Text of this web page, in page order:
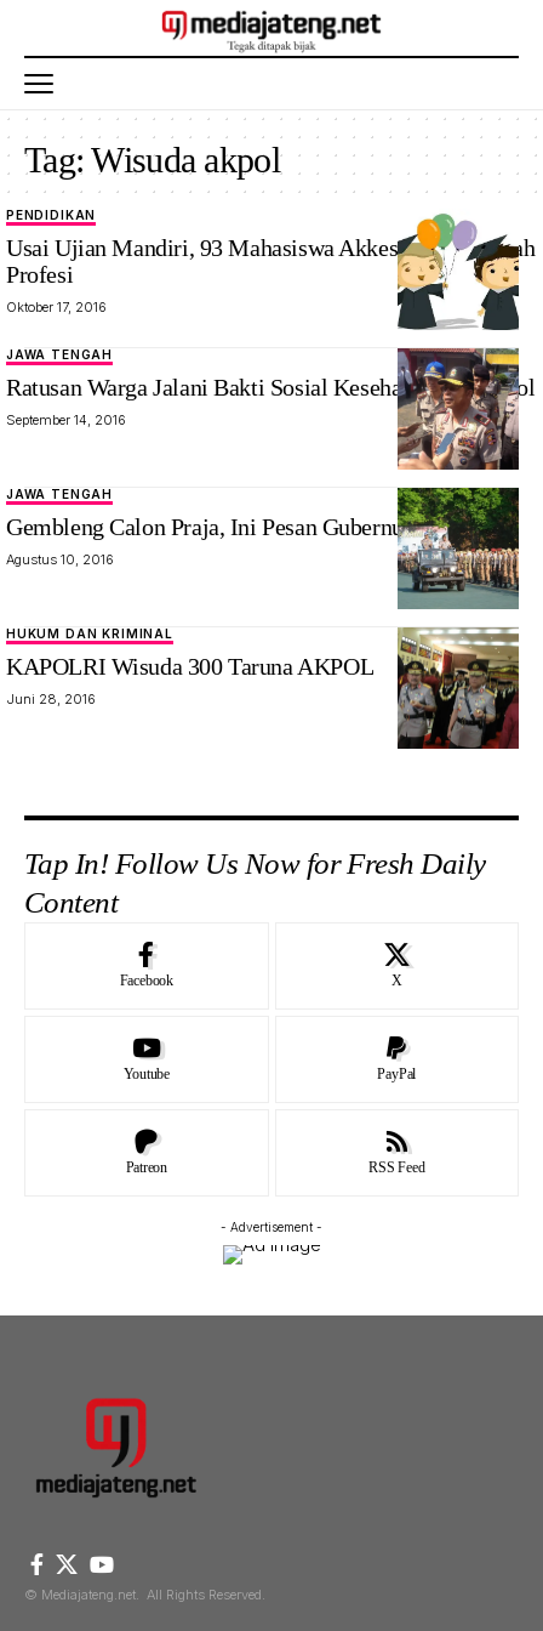
Tag:Wisuda akpol
PENDIDIKAN
Usai Ujian Mandiri, 93 Mahasiswa Akkes Ucap Sumpah
Profesi
Oktober 17, 2016
JAWA TENGAH
Ratusan Warga Jalani Bakti Sosial Kesehatan dari Akpol
September 14, 2016
JAWA TENGAH
Gembleng Calon Praja, Ini Pesan Gubernur Akpol
Agustus 10, 2016
HUKUM DAN KRIMINAL
KAPOLRI Wisuda 300 Taruna AKPOL
Juni 28, 2016
Tap In! Follow Us Now for Fresh Daily
Content
Facebook X
Youtube PayPal
Patreon RSS Feed
- Advertisement -
© Mediajateng.net. All Rights Reserved.